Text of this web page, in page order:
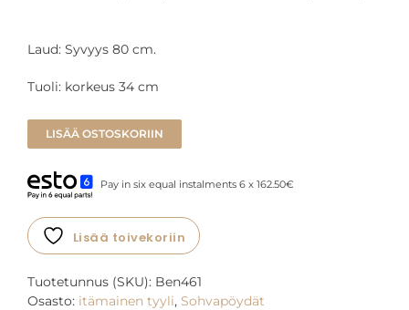
Laud: Syvyys 80 cm.
Tuoli: korkeus 34 cm
LISÄÄ OSTOSKORIIN
Pay in six equal instalments 6 x 162.50€
Lisää toivekoriin
Tuotetunnus (SKU): Ben461
Osasto: itämainen tyyli, Sohvapöydät